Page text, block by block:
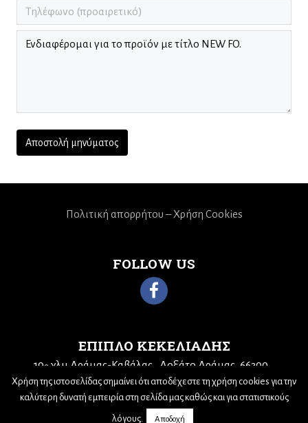
ΕΠΙΠΛΟ ΚΕΚΕΛΙΑΔΗΣ
10ο χλμ Δράμας-Καβάλας
Δοξάτο Δράμας, 66300
Τηλ: 25210 68943 Email:kekeliadis@otenet.gr
FOLLOW US
Πολιτική απορρήτου – Χρήση Cookies
Χρήση της ιστοσελίδας σημαίνει ότι αποδέχεστε τη χρήση cookies για την
καλύτερη δυνατή εμπειρία στη σελίδα μας καθώς και για στατιστικούς
λόγους. Αποδοχή